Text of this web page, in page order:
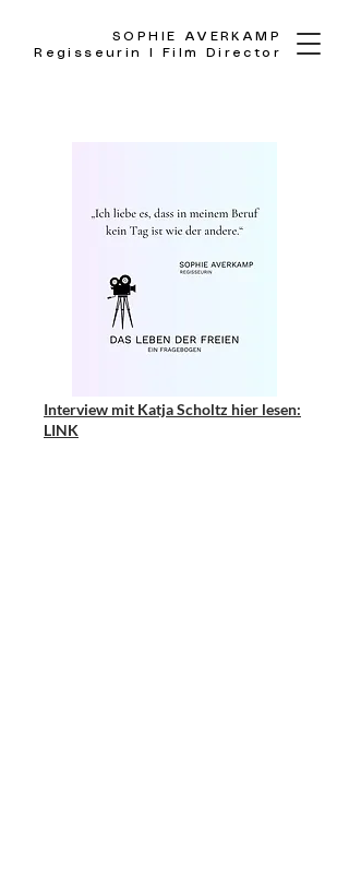
SOPHIE AVERKAMP
Regisseurin I Film Director
Interview mit Katja Scholtz hier lesen:
LINK